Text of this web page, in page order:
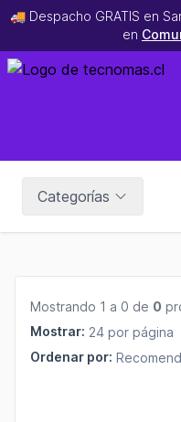
🚚 Despacho GRATIS en
en
Categorías
Mostrando 1 a 0 de 0
Mostrar:
Ordenar por: